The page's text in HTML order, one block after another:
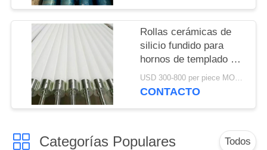
Rollas cerámicas de
silicio fundido para
hornos de templado de
vidrio, producción de
acero de silicio, línea
USD 300-800 per piece MOQ:5 piezas
CONTACTO
Categorías Populares Todos